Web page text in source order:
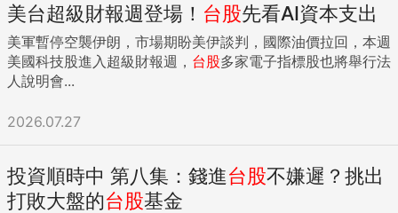
美台超級財報週登場！ 台股先看AI資本支出
美軍暫停空襲伊朗，市場期盼美伊談判，國際油價拉回，本週
美國科技股進入超級財報週， 台股多家電子指標股也將舉行法
人說明會...
2026.07.27
投資順時中 第八集：錢進台股不嫌遲？挑出
打敗大盤的台股基金